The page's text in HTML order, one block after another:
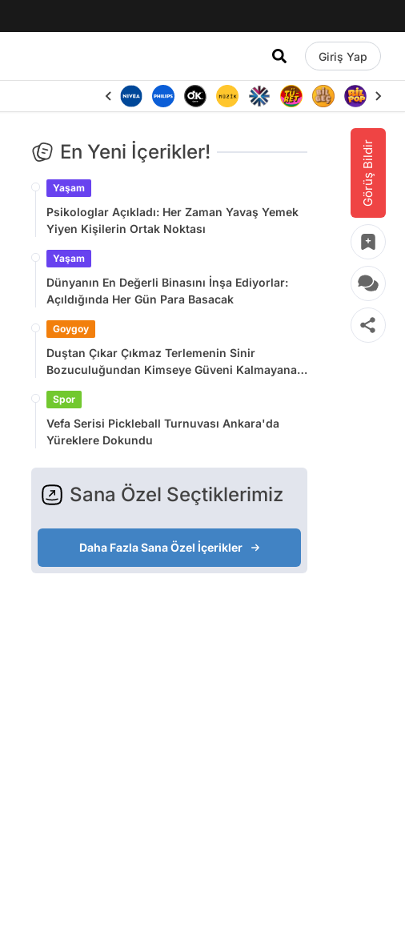
Giriş Yap
Görüş Bildir
En Yeni İçerikler!
Yaşam
Psikologlar Açıkladı: Her Zaman Yavaş Yemek
Yiyen Kişilerin Ortak Noktası
Yaşam
Dünyanın En Değerli Binasını İnşa Ediyorlar:
Açıldığında Her Gün Para Basacak
Goygoy
Duştan Çıkar Çıkmaz Terlemenin Sinir
Bozuculuğundan Kimseye Güveni Kalmayana
Spor
Vefa Serisi Pickleball Turnuvası Ankara'da
Yüreklere Dokundu
Sana Özel Seçtiklerimiz
Daha Fazla Sana Özel İçerikler